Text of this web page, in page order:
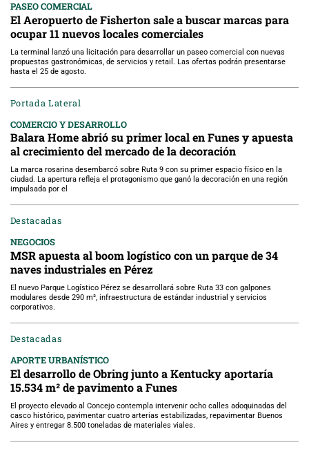
PASEO COMERCIAL
El Aeropuerto de Fisherton sale a buscar marcas para
ocupar 11 nuevos locales comerciales
La terminal lanzó una licitación para desarrollar un paseo comercial con nuevas
propuestas gastronómicas, de servicios y retail. Las ofertas podrán presentarse
hasta el 25 de agosto.
Portada Lateral
COMERCIO Y DESARROLLO
Balara Home abrió su primer local en Funes y apuesta
al crecimiento del mercado de la decoración
La marca rosarina desembarcó sobre Ruta 9 con su primer espacio físico en la
ciudad. La apertura refleja el protagonismo que ganó la decoración en una región
impulsada por el
Destacadas
NEGOCIOS
MSR apuesta al boom logístico con un parque de 34
naves industriales en Pérez
El nuevo Parque Logístico Pérez se desarrollará sobre Ruta 33 con galpones
modulares desde 290 m², infraestructura de estándar industrial y servicios
corporativos.
Destacadas
APORTE URBANÍSTICO
El desarrollo de Obring junto a Kentucky aportaría
15.534 m² de pavimento a Funes
El proyecto elevado al Concejo contempla intervenir ocho calles adoquinadas del
casco histórico, pavimentar cuatro arterias estabilizadas, repavimentar Buenos
Aires y entregar 8.500 toneladas de materiales viales.